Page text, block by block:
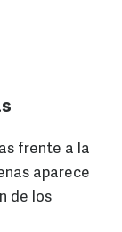
frente a la
aparece
de los